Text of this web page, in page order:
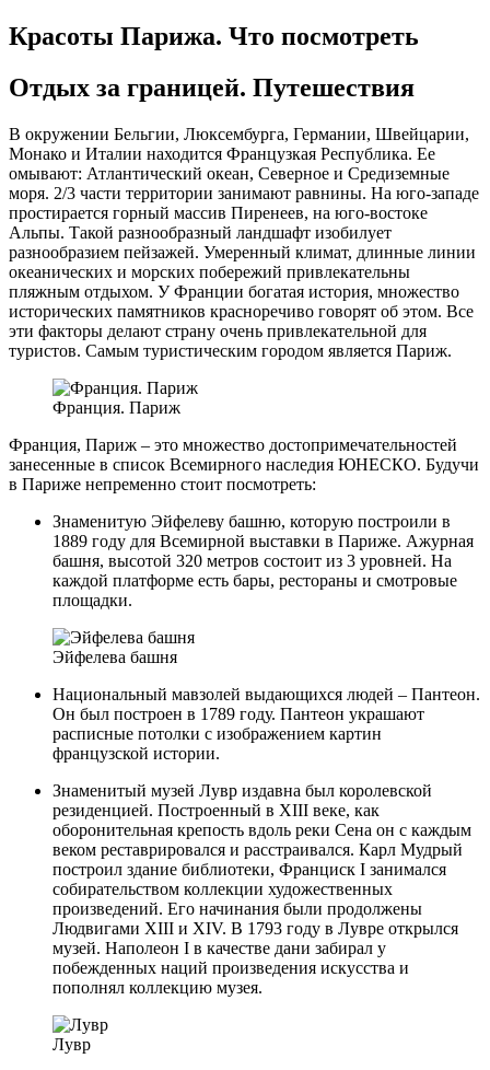
Красоты Парижа. Что посмотреть
Отдых за границей. Путешествия
В окружении Бельгии, Люксембурга, Германии, Швейцарии,
Монако и Италии находится Французкая Республика. Ее
омывают: Атлантический океан, Северное и Средиземные
моря. 2/3 части территории занимают равнины. На юго-западе
простирается горный массив Пиренеев, на юго-востоке
Альпы. Такой разнообразный ландшафт изобилует
разнообразием пейзажей. Умеренный климат, длинные линии
океанических и морских побережий привлекательны
пляжным отдыхом. У Франции богатая история, множество
исторических памятников красноречиво говорят об этом. Все
эти факторы делают страну очень привлекательной для
туристов. Самым туристическим городом является Париж.
Франция. Париж
Франция, Париж – это множество достопримечательностей
занесенные в список Всемирного наследия ЮНЕСКО. Будучи
в Париже непременно стоит посмотреть:
Знаменитую Эйфелеву башню, которую построили в
1889 году для Всемирной выставки в Париже. Ажурная
башня, высотой 320 метров состоит из 3 уровней. На
каждой платформе есть бары, рестораны и смотровые
площадки.
Эйфелева башня
Национальный мавзолей выдающихся людей – Пантеон.
Он был построен в 1789 году. Пантеон украшают
расписные потолки с изображением картин
французской истории.
Знаменитый музей Лувр издавна был королевской
резиденцией. Построенный в XIII веке, как
оборонительная крепость вдоль реки Сена он с каждым
веком реставрировался и расстраивался. Карл Мудрый
построил здание библиотеки, Франциск I занимался
собирательством коллекции художественных
произведений. Его начинания были продолжены
Людвигами XIII и XIV. В 1793 году в Лувре открылся
музей. Наполеон I в качестве дани забирал у
побежденных наций произведения искусства и
пополнял коллекцию музея.
Лувр